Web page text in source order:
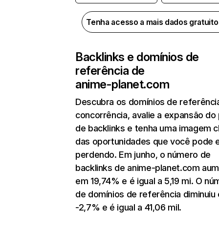
Tenha acesso a mais dados
Backlinks e domínios de
referência de
anime-planet.com
Descubra os domínios de
concorrência, avalie a expansão
de backlinks e tenha uma imagem
das oportunidades que você pode
perdendo. Em junho, o número de
backlinks de anime-planet.com
em 19,74% e é igual a 5,19 mi. O
de domínios de referência diminuiu
-2,7% e é igual a 41,06 mil.